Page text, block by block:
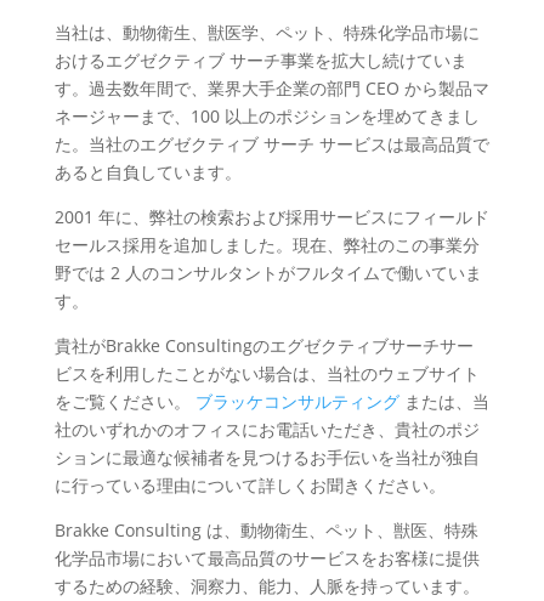
当社は、動物衛生、獣医学、ペット、特殊化学品市場に
おけるエグゼクティブ サーチ事業を拡大し続けていま
す。過去数年間で、業界大手企業の部門 CEO から製品マ
ネージャーまで、100 以上のポジションを埋めてきまし
た。当社のエグゼクティブ サーチ サービスは最高品質で
あると自負しています。
2001 年に、弊社の検索および採用サービスにフィールド
セールス採用を追加しました。現在、弊社のこの事業分
野では 2 人のコンサルタントがフルタイムで働いていま
す。
貴社がBrakke Consultingのエグゼクティブサーチサー
ビスを利用したことがない場合は、当社のウェブサイト
をご覧ください。 ブラッケコンサルティングまたは、当
社のいずれかのオフィスにお電話いただき、貴社のポジ
ションに最適な候補者を見つけるお手伝いを当社が独自
に行っている理由について詳しくお聞きください。
Brakke Consulting は、動物衛生、ペット、獣医、特殊
化学品市場において最高品質のサービスをお客様に提供
するための経験、洞察力、能力、人脈を持っています。